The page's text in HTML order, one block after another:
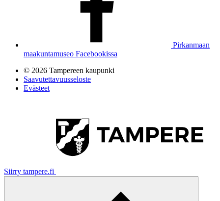
Pirkanmaan
maakuntamuseo Facebookissa
© 2026 Tampereen kaupunki
Saavutettavuusseloste
Evästeet
Siirry tampere.fi